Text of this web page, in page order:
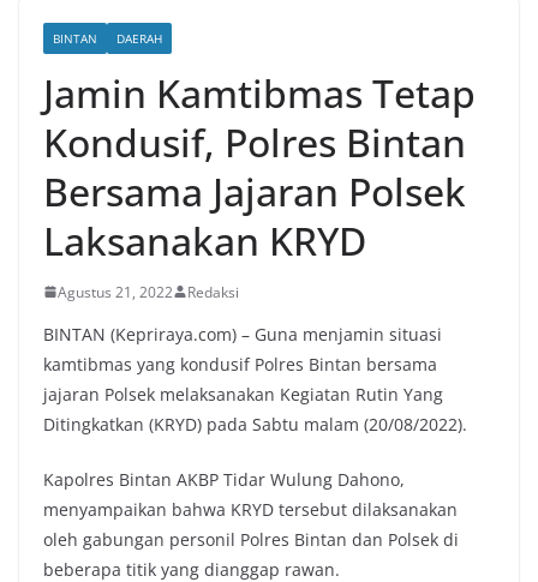
BINTAN DAERAH
Jamin Kamtibmas Tetap
Kondusif, Polres Bintan
Bersama Jajaran Polsek
Laksanakan KRYD
Agustus 21, 2022 Redaksi
BINTAN (Kepriraya.com) – Guna menjamin situasi
kamtibmas yang kondusif Polres Bintan bersama
jajaran Polsek melaksanakan Kegiatan Rutin Yang
Ditingkatkan (KRYD) pada Sabtu malam (20/08/2022).
Kapolres Bintan AKBP Tidar Wulung Dahono,
menyampaikan bahwa KRYD tersebut dilaksanakan
oleh gabungan personil Polres Bintan dan Polsek di
beberapa titik yang dianggap rawan.